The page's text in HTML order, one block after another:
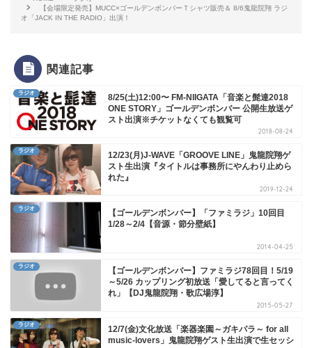
【会場限定発売】MUCC×ゴールデンボンバーＴシャツ販売＆ 8/6鬼龍院翔 ラジ
オ「JACK IN THE RADIO」出演！
関連記事
ラジオ
8/25(土)12:00〜 FM-NIIGATA「音楽と髭達2018
ONE STORY」ゴールデンボンバー 公開生放送ゲ
スト出演※チケットなくても観覧可
2018-08-24
ラジオ
12/23(月)J-WAVE「GROOVE LINE」鬼龍院翔ゲ
スト生出演『タイトルは事務所にやんわり止めら
れた』
2019-12-24
ラジオ
【ゴールデンボンバー】「ファミラジ」10回目
1/28～2/4【音源・節分壁紙】
2014-04-25
ラジオ
【ゴールデンボンバー】ファミラジ78回目！5/19
～5/26 カップリング初放送「愛してると言ってく
れ」【DJ鬼龍院翔・歌広場淳】
2015-05-27
ラジオ
12/7(金)文化放送「楽器楽園～ガキパラ～ for all
music-lovers」鬼龍院翔ゲスト生出演で生セッシ